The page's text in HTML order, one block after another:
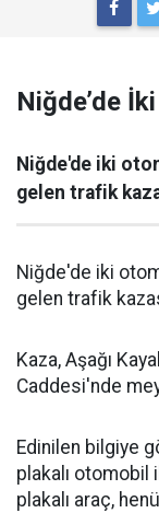
Niğde’de
Niğde'de iki
gelen trafik
Niğde'de iki
gelen trafik
Kaza, Aşağı
Caddesi'nde
Edinilen bilgiye
plakalı otomobil
plakalı araç,